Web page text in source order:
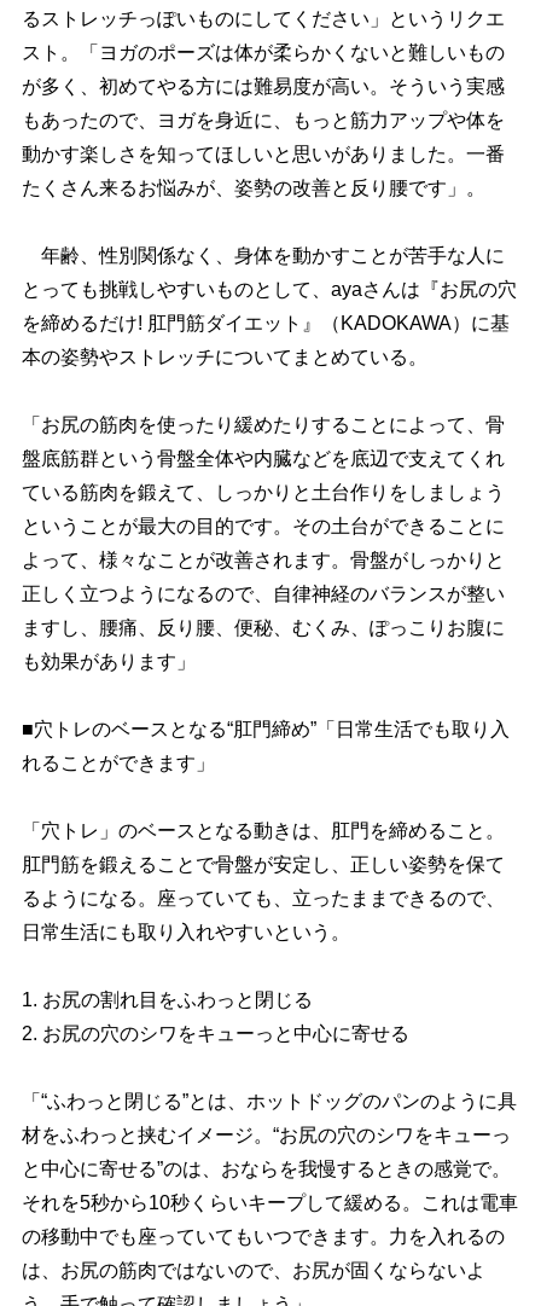
るストレッチっぽいものにしてください」というリクエ
スト。「ヨガのポーズは体が柔らかくないと難しいもの
が多く、初めてやる方には難易度が高い。そういう実感
もあったので、ヨガを身近に、もっと筋力アップや体を
動かす楽しさを知ってほしいと思いがありました。一番
たくさん来るお悩みが、姿勢の改善と反り腰です」。
年齢、性別関係なく、身体を動かすことが苦手な人に
とっても挑戦しやすいものとして、ayaさんは『お尻の穴
を締めるだけ! 肛門筋ダイエット』（KADOKAWA）に基
本の姿勢やストレッチについてまとめている。
「お尻の筋肉を使ったり緩めたりすることによって、骨
盤底筋群という骨盤全体や内臓などを底辺で支えてくれ
ている筋肉を鍛えて、しっかりと土台作りをしましょう
ということが最大の目的です。その土台ができることに
よって、様々なことが改善されます。骨盤がしっかりと
正しく立つようになるので、自律神経のバランスが整い
ますし、腰痛、反り腰、便秘、むくみ、ぽっこりお腹に
も効果があります」
■穴トレのベースとなる“肛門締め”「日常生活でも取り入
れることができます」
「穴トレ」のベースとなる動きは、肛門を締めること。
肛門筋を鍛えることで骨盤が安定し、正しい姿勢を保て
るようになる。座っていても、立ったままできるので、
日常生活にも取り入れやすいという。
1. お尻の割れ目をふわっと閉じる
2. お尻の穴のシワをキューっと中心に寄せる
「“ふわっと閉じる”とは、ホットドッグのパンのように具
材をふわっと挟むイメージ。“お尻の穴のシワをキューっ
と中心に寄せる”のは、おならを我慢するときの感覚で。
それを5秒から10秒くらいキープして緩める。これは電車
の移動中でも座っていてもいつできます。力を入れるの
は、お尻の筋肉ではないので、お尻が固くならないよ